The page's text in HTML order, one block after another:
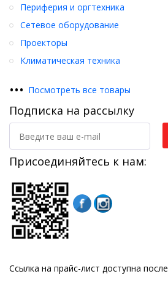
Периферия и оргтехника
Сетевое оборудование
Проекторы
Климатическая техника
••• Посмотреть все товары
Подписка на рассылку
Присоединяйтесь к нам:
Ссылка на прайс-лист доступна после